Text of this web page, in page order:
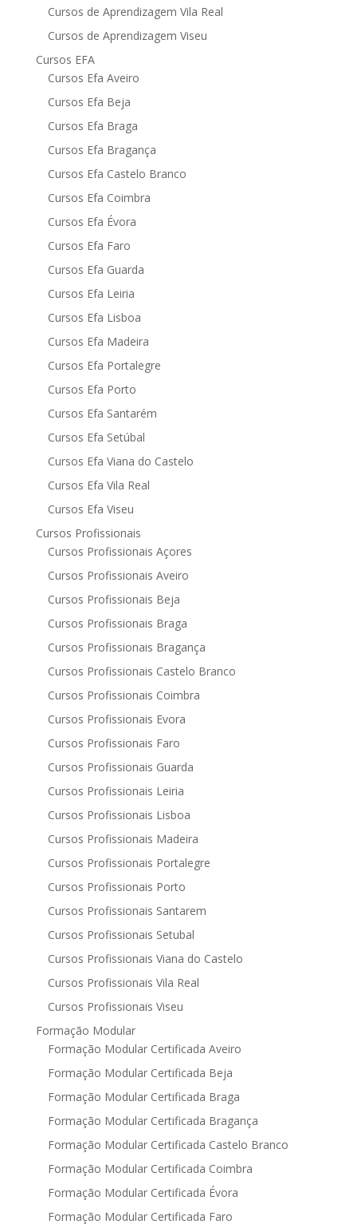
Cursos de Aprendizagem Vila Real
Cursos de Aprendizagem Viseu
Cursos EFA
Cursos Efa Aveiro
Cursos Efa Beja
Cursos Efa Braga
Cursos Efa Bragança
Cursos Efa Castelo Branco
Cursos Efa Coimbra
Cursos Efa Évora
Cursos Efa Faro
Cursos Efa Guarda
Cursos Efa Leiria
Cursos Efa Lisboa
Cursos Efa Madeira
Cursos Efa Portalegre
Cursos Efa Porto
Cursos Efa Santarém
Cursos Efa Setúbal
Cursos Efa Viana do Castelo
Cursos Efa Vila Real
Cursos Efa Viseu
Cursos Profissionais
Cursos Profissionais Açores
Cursos Profissionais Aveiro
Cursos Profissionais Beja
Cursos Profissionais Braga
Cursos Profissionais Bragança
Cursos Profissionais Castelo Branco
Cursos Profissionais Coimbra
Cursos Profissionais Evora
Cursos Profissionais Faro
Cursos Profissionais Guarda
Cursos Profissionais Leiria
Cursos Profissionais Lisboa
Cursos Profissionais Madeira
Cursos Profissionais Portalegre
Cursos Profissionais Porto
Cursos Profissionais Santarem
Cursos Profissionais Setubal
Cursos Profissionais Viana do Castelo
Cursos Profissionais Vila Real
Cursos Profissionais Viseu
Formação Modular
Formação Modular Certificada Aveiro
Formação Modular Certificada Beja
Formação Modular Certificada Braga
Formação Modular Certificada Bragança
Formação Modular Certificada Castelo Branco
Formação Modular Certificada Coimbra
Formação Modular Certificada Évora
Formação Modular Certificada Faro